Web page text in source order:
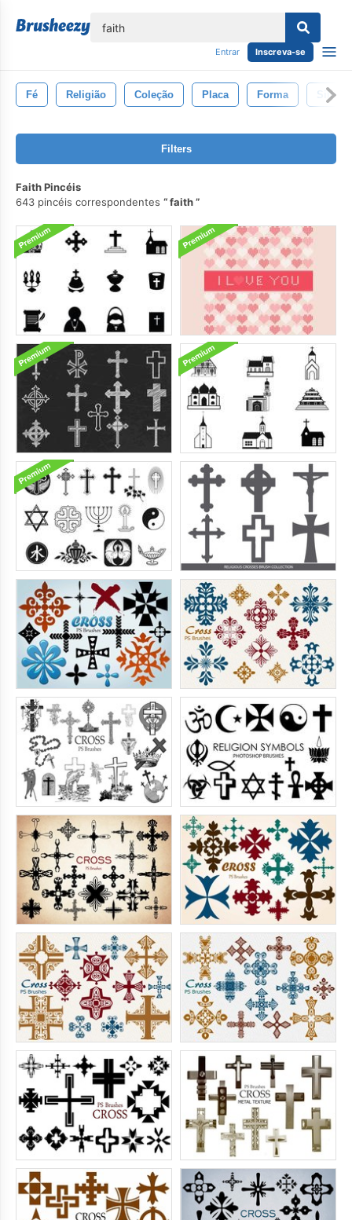
Entrar Inscreva-se
Fé Religião Coleção Placa Forma
Filters
Faith Pincéis
643 pincéis correspondentes
faith